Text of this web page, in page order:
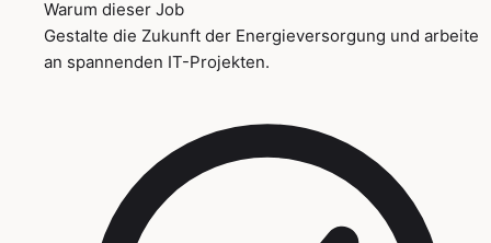
Warum dieser Job
Gestalte die Zukunft der Energieversorgung und arbeite
an spannenden IT-Projekten.